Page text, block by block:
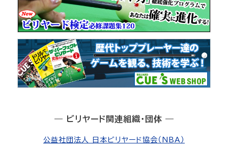
― ビリヤード関連組織・団体 ―
公益社団法人 日本ビリヤード協会（NBA）